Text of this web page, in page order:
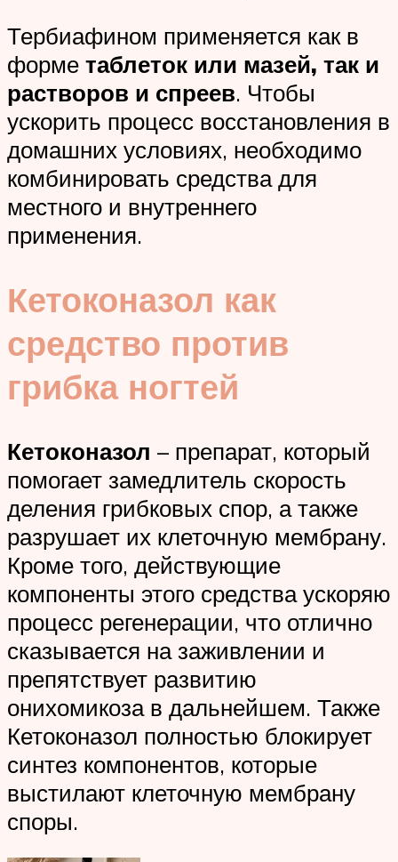
Тербиафином применяется как в
форме таблеток или мазей, так и
растворов и спреев. Чтобы
ускорить процесс восстановления в
домашних условиях, необходимо
комбинировать средства для
местного и внутреннего
применения.
Кетоконазол как
средство против
грибка ногтей
Кетоконазол – препарат, который
помогает замедлитель скорость
деления грибковых спор, а также
разрушает их клеточную мембрану.
Кроме того, действующие
компоненты этого средства ускоряю
процесс регенерации, что отлично
сказывается на заживлении и
препятствует развитию
онихомикоза в дальнейшем. Также
Кетоконазол полностью блокирует
синтез компонентов, которые
выстилают клеточную мембрану
споры.